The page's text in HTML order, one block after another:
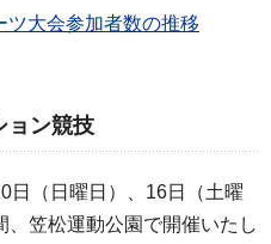
ツ大会参加者数の推移
ョン競技
日（日曜日）、16日（土曜
、笠松運動公園で開催いたし